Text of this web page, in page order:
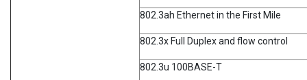
802.3ah Ethernet in the First Mile
802.3x Full Duplex and flow control
802.3u 100BASE-T